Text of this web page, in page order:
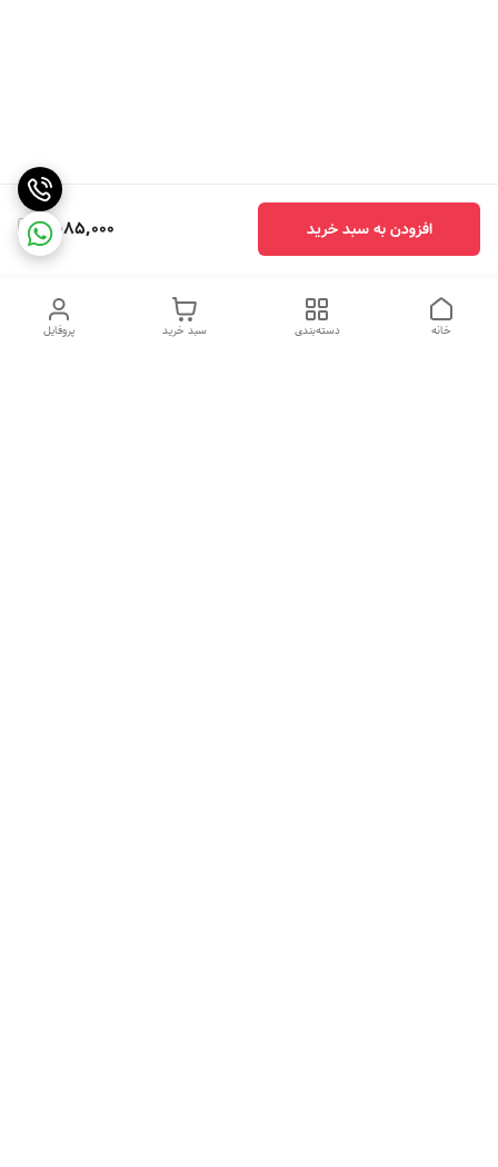
2,085,000 افزودن به سبد خرید
پروفایل سبد خرید دسته‌بندی خانه